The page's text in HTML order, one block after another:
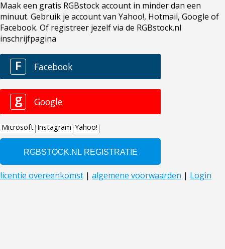
Maak een gratis RGBstock account in minder dan een
minuut. Gebruik je account van Yahoo!, Hotmail, Google of
Facebook. Of registreer jezelf via de RGBstock.nl
inschrijfpagina
F Facebook
g Google
Microsoft Instagram Yahoo!
licentie overeenkomst | algemene voorwaarden | Login